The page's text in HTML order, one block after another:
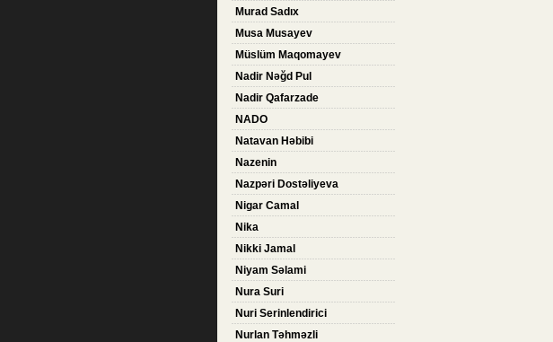
Murad Sadıx
Musa Musayev
Müslüm Maqomayev
Nadir Nəğd Pul
Nadir Qafarzade
NADO
Natavan Həbibi
Nazenin
Nazpəri Dostəliyeva
Nigar Camal
Nika
Nikki Jamal
Niyam Səlami
Nura Suri
Nuri Serinlendirici
Nurlan Təhməzli